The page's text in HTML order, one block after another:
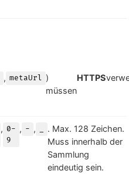
, metaUrl )
müssen
HTTPS
, 0-
9
, - ,
. Max. 128 Zeichen.
Muss innerhalb der
Sammlung
eindeutig sein.